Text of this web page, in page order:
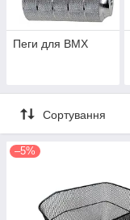
Пеги для BMX
Сортування
–5%